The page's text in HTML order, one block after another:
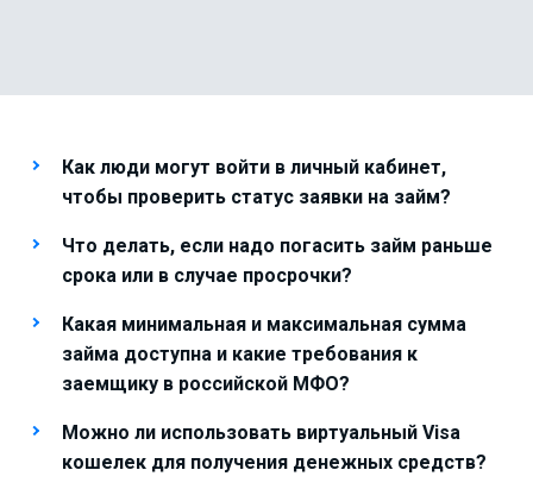
Как люди могут войти в личный кабинет,
чтобы проверить статус заявки на займ?
Что делать, если надо погасить займ раньше
срока или в случае просрочки?
Какая минимальная и максимальная сумма
займа доступна и какие требования к
заемщику в российской МФО?
Можно ли использовать виртуальный Visa
кошелек для получения денежных средств?